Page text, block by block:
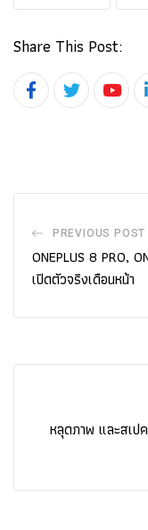
Share This Post:
PREVIOUS POST
ONEPLUS 8 PRO,
เปิดตัวจริงเดือนหน้า
หลุดภาพ และสเ